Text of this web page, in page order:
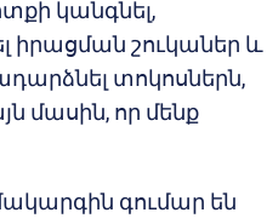
կանգնել,
իրացման շուկաներ և
տոկոսներն,
մասին, որ մենք
գումար են